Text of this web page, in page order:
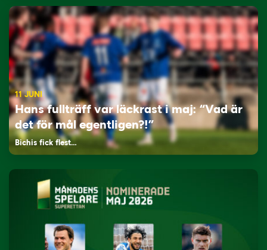
11 JUNI
Hans fullträff var läckrast i maj: “Vad är
det för mål egentligen?!”
Bichis fick flest…